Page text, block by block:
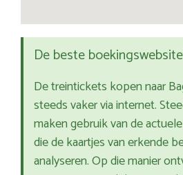
De beste
De treintickets kopen naar
steeds vaker via internet.
maken gebruik van de
die de kaartjes van erkende
analyseren. Op die manier